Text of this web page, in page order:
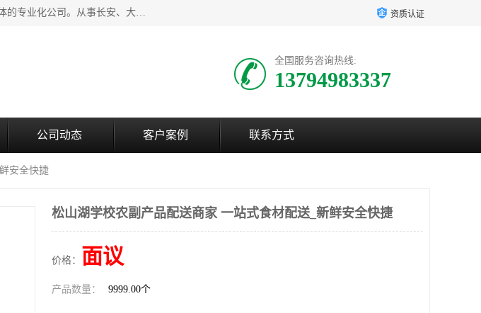
广东食安膳食管理服务有限公司是一家集干货粮油、肉禽蔬菜等食品加工、配送及食堂承包于一体的专业化公司。从事长安、大朗、大岭山、厚街、虎门等地区的蔬菜配送服务。 专业的服务队伍，以及完善的服务机制，经过多年的努力拼搏，赢得了广大客户的信赖和支持。 资质认证
全国服务咨询热线:
13794983337
公司动态 客户案例 联系方式
安全快捷
松山湖学校农副产品配送商家 一站式食材配送_新鲜安全快捷
价格： 面议
产品数量： 9999.00个